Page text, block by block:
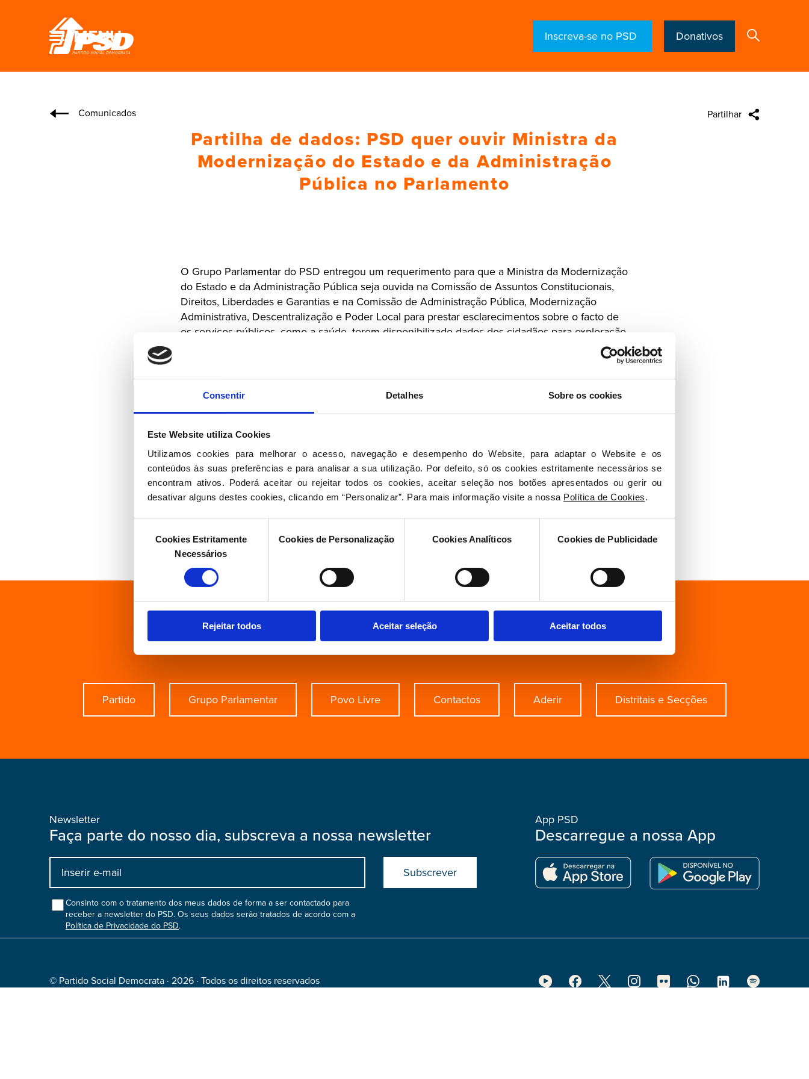
Consentir Detalhes Sobre os cookies
Este Website utiliza Cookies
Utilizamos cookies para melhorar o acesso, navegação e desempenho do Website, para adaptar o Website e os
conteúdos às suas preferências e para analisar a sua utilização. Por defeito, só os cookies estritamente necessários se
encontram ativos. Poderá aceitar ou rejeitar todos os cookies, aceitar seleção nos botões apresentados ou gerir ou
desativar alguns destes cookies, clicando em “Personalizar”. Para mais informação visite a nossa Política de Cookies.
consentimento
Cookies Estritamente
Necessários
Cookies de Personalização Cookies Analíticos Cookies de Publicidade
Rejeitar todos Aceitar seleção Aceitar todos
MENU Inscreva-se no PSD Donativos
Comunicados Partilhar
Partilha de dados: PSD quer ouvir Ministra da
Modernização do Estado e da Administração
Pública no Parlamento
O Grupo Parlamentar do PSD entregou um requerimento para que a Ministra da Modernização
do Estado e da Administração Pública seja ouvida na Comissão de Assuntos Constitucionais,
Direitos, Liberdades e Garantias e na Comissão de Administração Pública, Modernização
Administrativa, Descentralização e Poder Local para prestar esclarecimentos sobre o facto de
os serviços públicos, como a saúde, terem disponibilizado dados dos cidadãos para exploração
eventual partilha indevida decorrente da exploração comercial de dados de navegação de
incólume e merece ser esclarecida, sendo imprescindível perceber o que se passa a este
respeito”.
A bancada social-democrata quer ainda ouvir a Comissão Nacional de Proteção de Dados,
entidade administrativa independente que controla e fiscaliza o cumprimento do Regulamento
Geral de Proteção de Dados (RGPD) e da Lei n.º 58/2019, de 8 de agosto, que assegura a
execução do RGPD na ordem jurídica nacional, para esclarecer o que terá sido apurado, no
âmbito dos respetivos poderes de controlo e fiscalização, acerca desta situação.
Está à procura de algo específico?
Partido Grupo Parlamentar Povo Livre Contactos Aderir Distritais e Secções
Newsletter
Faça parte do nosso dia, subscreva a nossa newsletter
Input
bootstrap
colConsinto com o tratamento dos meus dados de forma a ser contactado para
receber a newsletter do PSD. Os seus dados serão tratados de acordo com a
Política de Privacidade do PSD.
Submit
boostrap
App PSD
Descarregue a nossa App
© Partido Social Democrata · 2026 · Todos os direitos reservados
Footer